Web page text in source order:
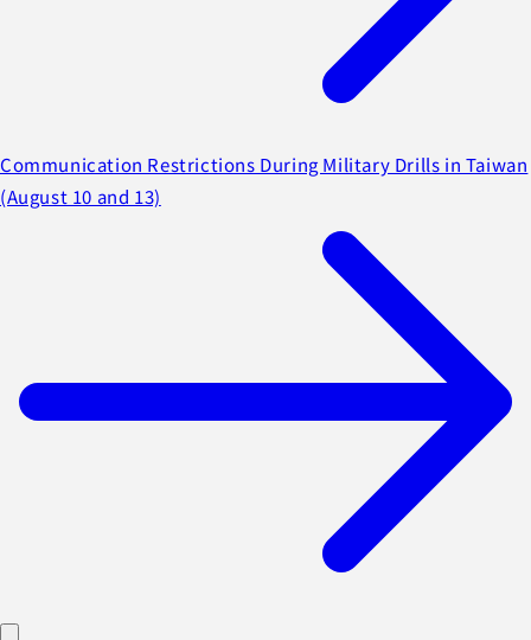
Communication Restrictions During Military Drills in Taiwan
(August 10 and 13)